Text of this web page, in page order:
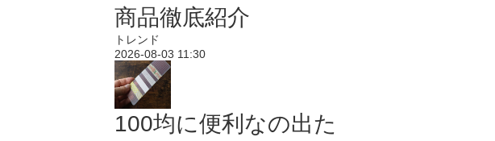
商品徹底紹介
トレンド
2026-08-03 11:30
100均に便利なの出た